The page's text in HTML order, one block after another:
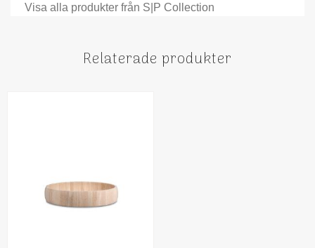
Visa alla produkter från S|P Collection
Relaterade produkter